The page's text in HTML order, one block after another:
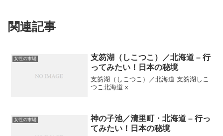
関連記事
女性の市場
支笏湖（しこつこ）／北海道 – 行
ってみたい！日本の秘境
支笏湖（しこつこ）／北海道 支笏湖しこ
つこ北海道 x
女性の市場
神の子池／清里町・北海道 – 行っ
てみたい！日本の秘境